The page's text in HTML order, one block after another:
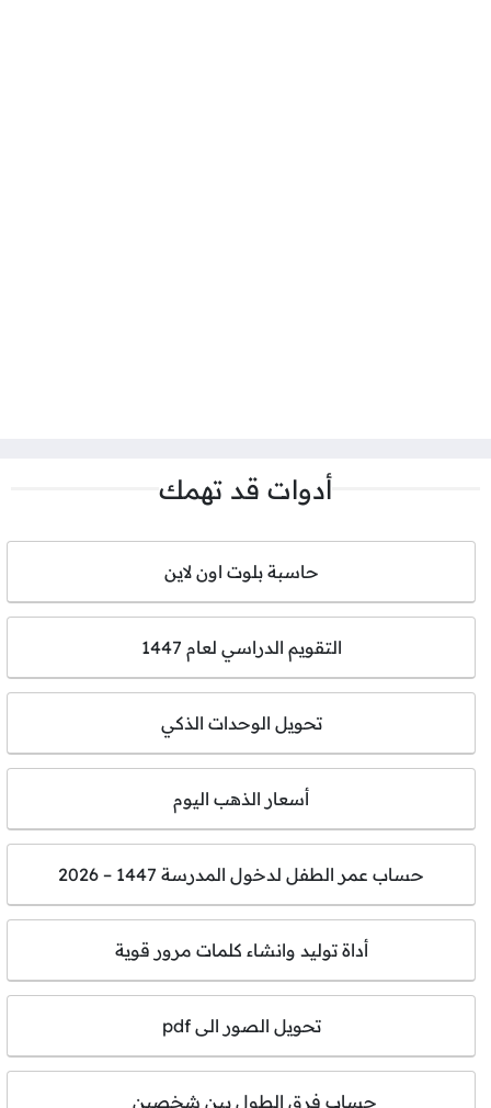
أدوات قد تهمك
حاسبة بلوت اون لاين
التقويم الدراسي لعام 1447
تحويل الوحدات الذكي
أسعار الذهب اليوم
حساب عمر الطفل لدخول المدرسة 1447 – 2026
أداة توليد وانشاء كلمات مرور قوية
تحويل الصور الى pdf
حساب فرق الطول بين شخصين